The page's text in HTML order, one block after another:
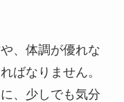
、体調が優れな
ばなりません。
、少しでも気分